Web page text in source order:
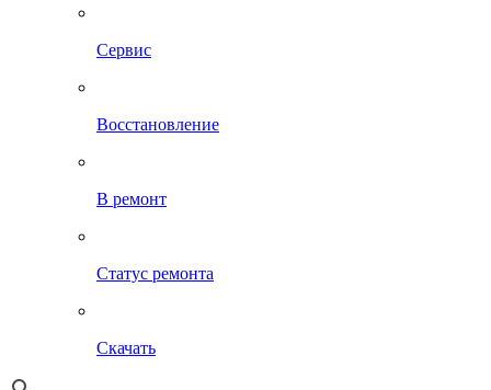
Сервис
Восстановление
В ремонт
Статус ремонта
Скачать